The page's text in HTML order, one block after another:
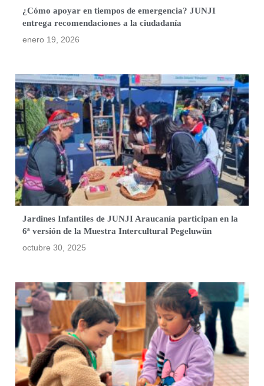
¿Cómo apoyar en tiempos de emergencia? JUNJI
entrega recomendaciones a la ciudadanía
enero 19, 2026
Jardines Infantiles de JUNJI Araucanía participan en la
6ª versión de la Muestra Intercultural Pegeluwün
octubre 30, 2025